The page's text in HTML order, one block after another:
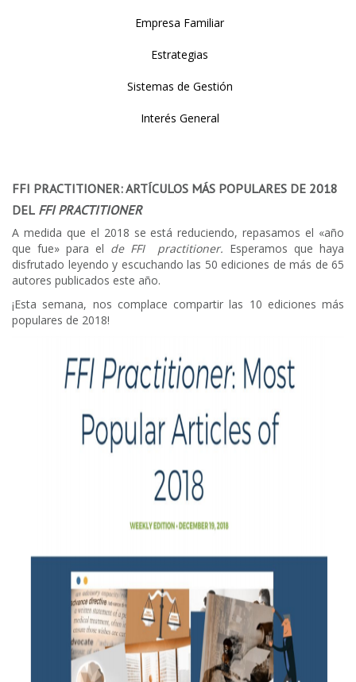
Empresa Familiar
Estrategias
Sistemas de Gestión
Interés General
FFI PRACTITIONER: ARTÍCULOS MÁS POPULARES DE 2018
DEL FFI PRACTITIONER
A medida que el 2018 se está reduciendo, repasamos el «año
que fue» para el de FFI practitioner. Esperamos que haya
disfrutado leyendo y escuchando las 50 ediciones de más de 65
autores publicados este año.
¡Esta semana, nos complace compartir las 10 ediciones más
populares de 2018!